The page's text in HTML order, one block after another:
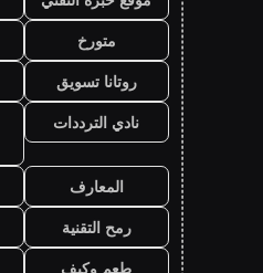
متورخ
روتانا تسويق
نادي الترددات
المعارف
رمح التقنية
طعم وكيف